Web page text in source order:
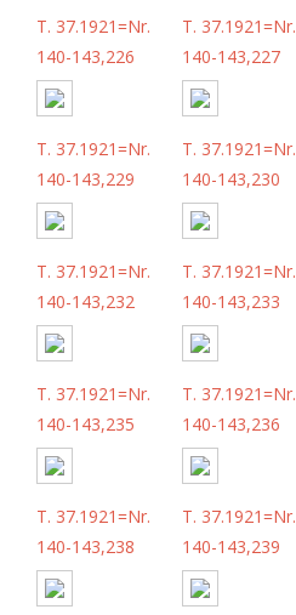
T. 37.1921=Nr.
140-143,226
T. 37.1921=Nr.
140-143,227
T. 37.1921=Nr.
140-143,229
T. 37.1921=Nr.
140-143,230
T. 37.1921=Nr.
140-143,232
T. 37.1921=Nr.
140-143,233
T. 37.1921=Nr.
140-143,235
T. 37.1921=Nr.
140-143,236
T. 37.1921=Nr.
140-143,238
T. 37.1921=Nr.
140-143,239